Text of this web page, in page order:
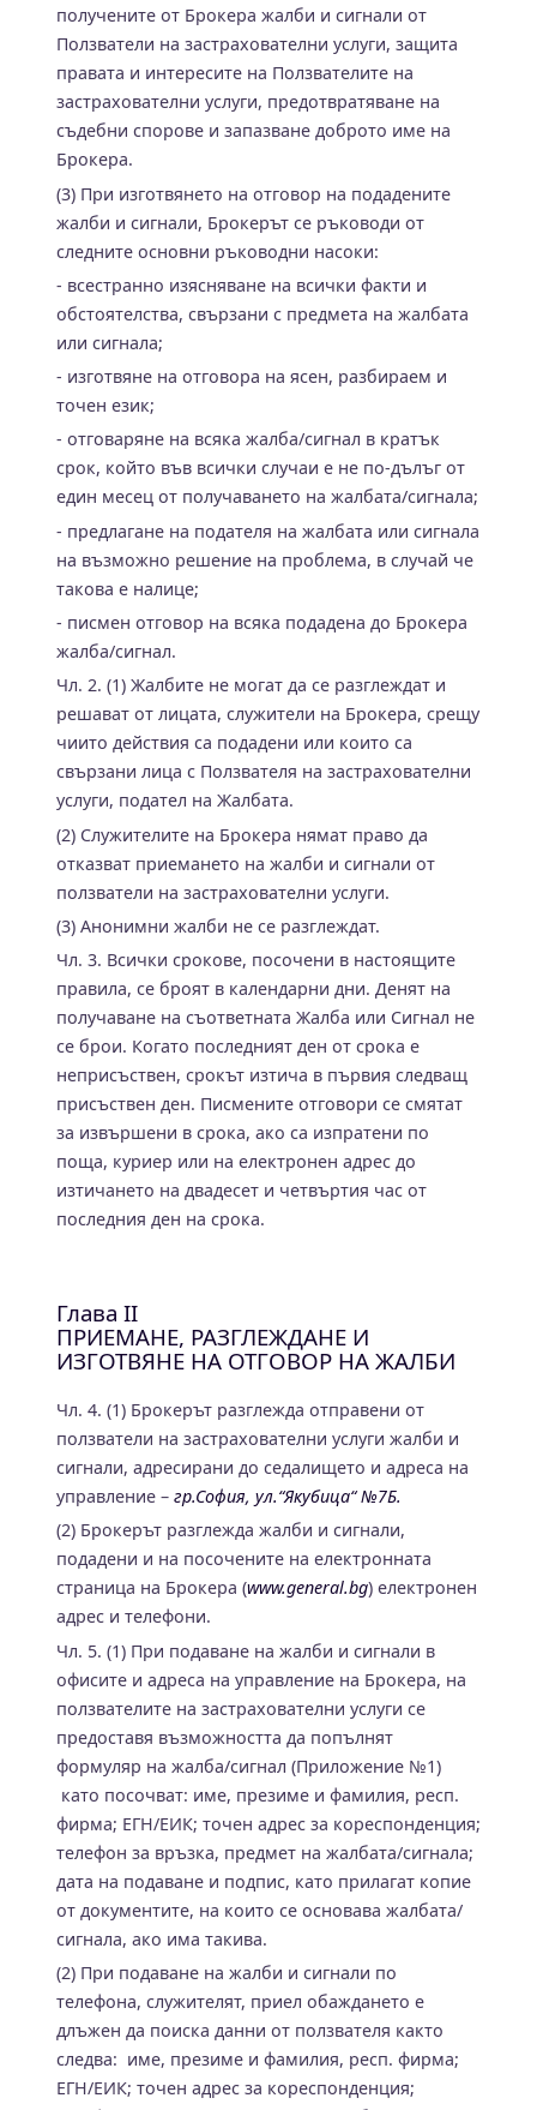
получените от Брокера жалби и сигнали от
Ползватели на застрахователни услуги, защита
правата и интересите на Ползвателите на
застрахователни услуги, предотвратяване на
съдебни спорове и запазване доброто име на
Брокера.
(3) При изготвянето на отговор на подадените
жалби и сигнали, Брокерът се ръководи от
следните основни ръководни насоки:
- всестранно изясняване на всички факти и
обстоятелства, свързани с предмета на жалбата
или сигнала;
- изготвяне на отговора на ясен, разбираем и
точен език;
- отговаряне на всяка жалба/сигнал в кратък
срок, който във всички случаи е не по-дълъг от
един месец от получаването на жалбата/сигнала;
- предлагане на подателя на жалбата или сигнала
на възможно решение на проблема, в случай че
такова е налице;
- писмен отговор на всяка подадена до Брокера
жалба/сигнал.
Чл. 2. (1) Жалбите не могат да се разглеждат и
решават от лицата, служители на Брокера, срещу
чиито действия са подадени или които са
свързани лица с Ползвателя на застрахователни
услуги, подател на Жалбата.
(2) Служителите на Брокера нямат право да
отказват приемането на жалби и сигнали от
ползватели на застрахователни услуги.
(3) Анонимни жалби не се разглеждат.
Чл. 3. Всички срокове, посочени в настоящите
правила, се броят в календарни дни. Денят на
получаване на съответната Жалба или Сигнал не
се брои. Когато последният ден от срока е
неприсъствен, срокът изтича в първия следващ
присъствен ден. Писмените отговори се смятат
за извършени в срока, ако са изпратени по
поща, куриер или на електронен адрес до
изтичането на двадесет и четвъртия час от
последния ден на срока.
Глава II
ПРИЕМАНЕ, РАЗГЛЕЖДАНЕ И
ИЗГОТВЯНЕ НА ОТГОВОР НА ЖАЛБИ
Чл. 4. (1) Брокерът разглежда отправени от
ползватели на застрахователни услуги жалби и
сигнали, адресирани до седалището и адреса на
управление – гр.София, ул.“Якубица“ №7Б.
(2) Брокерът разглежда жалби и сигнали,
подадени и на посочените на електронната
страница на Брокера (www.general.bg) електронен
адрес и телефони.
Чл. 5. (1) При подаване на жалби и сигнали в
офисите и адреса на управление на Брокера, на
ползвателите на застрахователни услуги се
предоставя възможността да попълнят
формуляр на жалба/сигнал (Приложение №1)
като посочват: име, презиме и фамилия, респ.
фирма; ЕГН/ЕИК; точен адрес за кореспонденция;
телефон за връзка, предмет на жалбата/сигнала;
дата на подаване и подпис, като прилагат копие
от документите, на които се основава жалбата/
сигнала, ако има такива.
(2) При подаване на жалби и сигнали по
телефона, служителят, приел обаждането е
длъжен да поиска данни от ползвателя както
следва: име, презиме и фамилия, респ. фирма;
ЕГН/ЕИК; точен адрес за кореспонденция;